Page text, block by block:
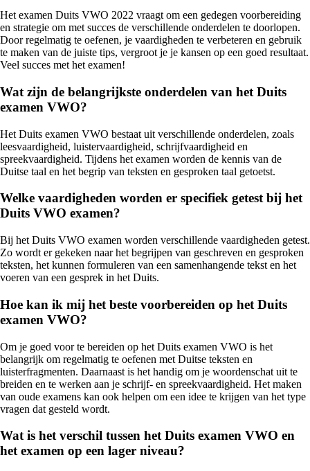
Het examen Duits VWO 2022 vraagt om een gedegen voorbereiding
en strategie om met succes de verschillende onderdelen te doorlopen.
Door regelmatig te oefenen, je vaardigheden te verbeteren en gebruik
te maken van de juiste tips, vergroot je je kansen op een goed resultaat.
Veel succes met het examen!
Wat zijn de belangrijkste onderdelen van het Duits
examen VWO?
Het Duits examen VWO bestaat uit verschillende onderdelen, zoals
leesvaardigheid, luistervaardigheid, schrijfvaardigheid en
spreekvaardigheid. Tijdens het examen worden de kennis van de
Duitse taal en het begrip van teksten en gesproken taal getoetst.
Welke vaardigheden worden er specifiek getest bij het
Duits VWO examen?
Bij het Duits VWO examen worden verschillende vaardigheden getest.
Zo wordt er gekeken naar het begrijpen van geschreven en gesproken
teksten, het kunnen formuleren van een samenhangende tekst en het
voeren van een gesprek in het Duits.
Hoe kan ik mij het beste voorbereiden op het Duits
examen VWO?
Om je goed voor te bereiden op het Duits examen VWO is het
belangrijk om regelmatig te oefenen met Duitse teksten en
luisterfragmenten. Daarnaast is het handig om je woordenschat uit te
breiden en te werken aan je schrijf- en spreekvaardigheid. Het maken
van oude examens kan ook helpen om een idee te krijgen van het type
vragen dat gesteld wordt.
Wat is het verschil tussen het Duits examen VWO en
het examen op een lager niveau?